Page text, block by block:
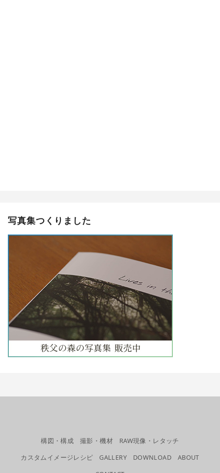
写真集つくりました
構図・構成 撮影・機材
RAW現像・レタッチ
カスタムイメージレシピ
GALLERY DOWNLOAD
ABOUT